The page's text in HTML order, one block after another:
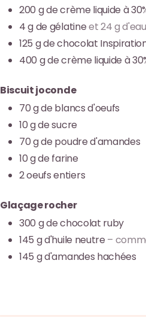
200 gde crème liquide à
4gde gélatineet 24 g
125 gde chocolat
400 gde crème liquide à
Biscuit joconde
70gde blancs d'oeufs
10gde sucre
70gde poudre d'amandes
10gde farine
2oeufs entiers
Glaçage rocher
300 gde chocolat ruby
145 gd'huile neutre –
145 gd'amandes hachées